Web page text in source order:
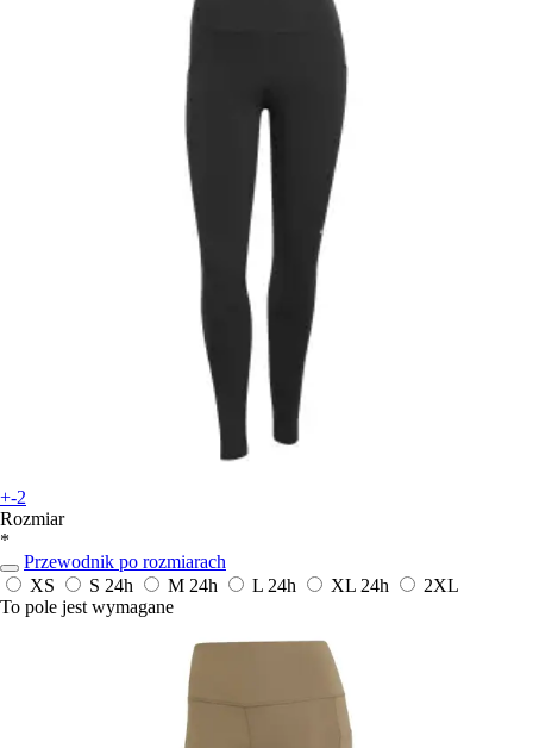
+-2
Rozmiar
*
Przewodnik po rozmiarach
XS
S 24h M 24h L 24h XL 24h
2XL
To pole jest wymagane